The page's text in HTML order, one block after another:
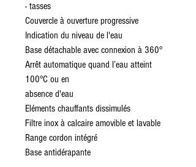
- tasses
Couvercle à ouverture progressive
Indication du niveau de l'eau
Base détachable avec connexion à 360°
Arrêt automatique quand l’eau atteint
100°C ou en
absence d'eau
Eléments chauffants dissimulés
Filtre inox à calcaire amovible et lavable
Range cordon intégré
Base antidérapante